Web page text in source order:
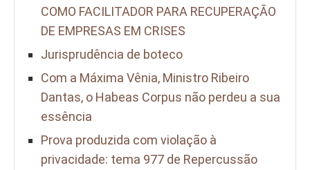
COMO FACILITADOR PARA RECUPERAÇÃO
DE EMPRESAS EM CRISES
Jurisprudência de boteco
Com a Máxima Vênia, Ministro Ribeiro
Dantas, o Habeas Corpus não perdeu a sua
essência
Prova produzida com violação à
privacidade: tema 977 de Repercussão